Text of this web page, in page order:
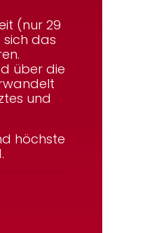
(nur 29
das
über die
und
höchste